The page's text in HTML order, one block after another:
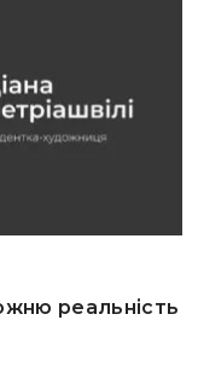
реальність